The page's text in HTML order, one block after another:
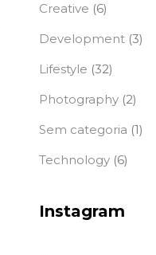
Creative (6)
Development(3)
Lifestyle (32)
Photography(2)
Sem categoria (1)
Technology(6)
Instagram